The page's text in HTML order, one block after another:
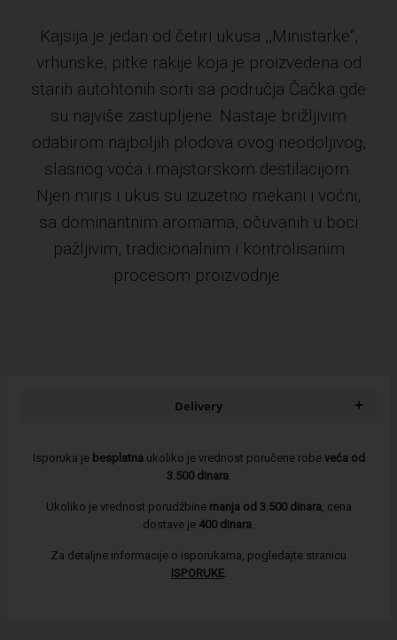
Kajsija je jedan od četiri ukusa ,,Ministarke“,
vrhunske, pitke rakije koja je proizvedena od
starih autohtonih sorti sa područja Čačka gde
su najviše zastupljene. Nastaje brižljivim
odabirom najboljih plodova ovog neodoljivog,
slasnog voća i majstorskom destilacijom.
Njen miris i ukus su izuzetno mekani i voćni,
sa dominantnim aromama, očuvanih u boci
pažljivim, tradicionalnim i kontrolisanim
procesom proizvodnje.
Delivery +
Isporuka je besplatna ukoliko je vrednost poručene robe veća od
3.500 dinara.
Ukoliko je vrednost porudžbine manja od 3.500 dinara, cena
dostave je 400 dinara
Za detaljne informacije o isporukama, pogledajte stranicu
ISPORUKE.